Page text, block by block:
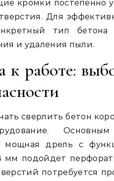
кромки постепенно
Для
тип бетона
и удаления пыли.
к работе:
сверлить бетон
мощная дрель с
мм подойдет
потребуется